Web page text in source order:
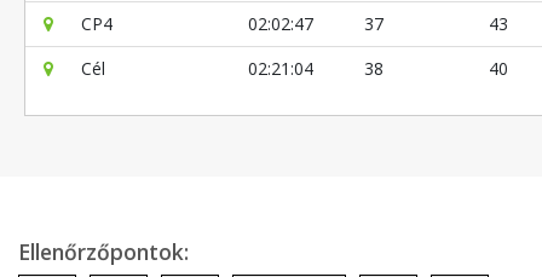
CP4
02:02:47 37
43
Cél
02:21:04 38 40
Ellenőrzőpontok: